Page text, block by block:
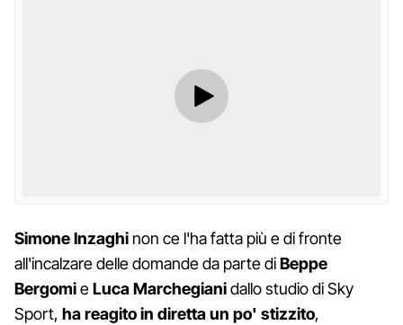
Simone Inzaghi non ce l'ha fatta più e di fronte
all'incalzare delle domande da parte diBeppe
BergomieLuca Marchegianidallo studio di Sky
Sport, ha reagito in diretta un po' stizzito,